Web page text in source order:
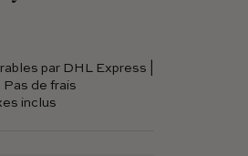
par DHL Express |
de frais
inclus